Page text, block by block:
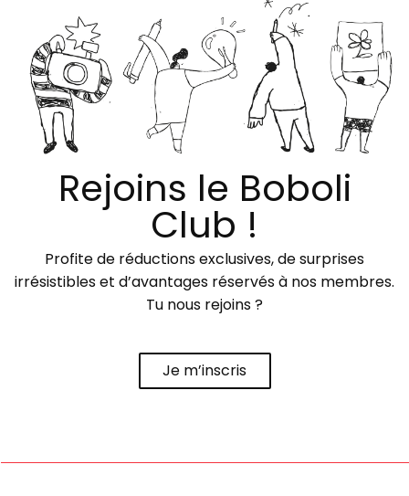
Rejoins le Boboli
Club !
Profite de réductions exclusives, de surprises
irrésistibles et d’avantages réservés à nos membres.
Tu nous rejoins ?
Je m’inscris